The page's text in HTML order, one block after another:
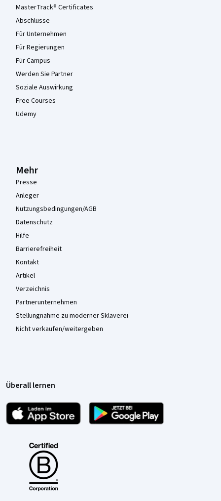
MasterTrack® Certificates
Abschlüsse
Für Unternehmen
Für Regierungen
Für Campus
Werden Sie Partner
Soziale Auswirkung
Free Courses
Udemy
Mehr
Presse
Anleger
Nutzungsbedingungen/AGB
Datenschutz
Hilfe
Barrierefreiheit
Kontakt
Artikel
Verzeichnis
Partnerunternehmen
Stellungnahme zu moderner Sklaverei
Nicht verkaufen/weitergeben
Überall lernen